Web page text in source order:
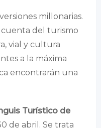
millonarias.
cuenta del turismo
vial y cultura
a la máxima
encontrarán una
Turístico de
de abril. Se trata